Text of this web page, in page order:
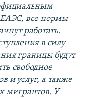
все нормы
работать.
в силу
границы будут
свободное
и услуг, а также
мигрантов. У